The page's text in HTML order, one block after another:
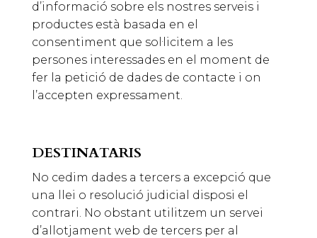
d’informació sobre els nostres serveis i
productes està basada en el
consentiment que sol·licitem a les
persones interessades en el moment de
fer la petició de dades de contacte i on
l’accepten expressament.
DESTINATARIS
No cedim dades a tercers a excepció que
una llei o resolució judicial disposi el
contrari. No obstant utilitzem un servei
d’allotjament web de tercers per al